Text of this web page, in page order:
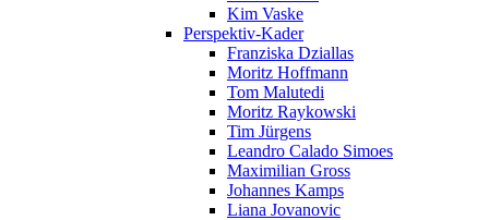
Kim Vaske
Perspektiv-Kader
Franziska Dziallas
Moritz Hoffmann
Tom Malutedi
Moritz Raykowski
Tim Jürgens
Leandro Calado Simoes
Maximilian Gross
Johannes Kamps
Liana Jovanovic